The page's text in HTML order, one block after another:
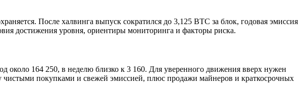
После халвинга выпуск сократился до 3,125 BTC за блок, годовая эмиссия
достижения уровня, ориентиры мониторинга и факторы риска.
164 250, в неделю близко к 3 160. Для уверенного движения вверх нужен
покупками и свежей эмиссией, плюс продажи майнеров и краткосрочных